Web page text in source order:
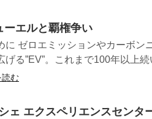
ーエルと覇権争い
に ゼロエミッションやカーボン
げる”EV”。これまで100年以上
読む
ェ エクスペリエンスセンタ